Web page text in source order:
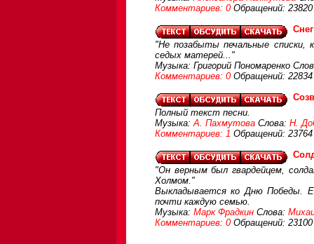
Комментариев: 0 Обращений: 23820
"Не позабыты печальные списки,
седых матерей..."
Музыка: Григорий Пономаренко
Комментариев: 0 Обращений: 22834
Полный текст песни.
Музыка:А. Пахмутова Слова: Н.
Комментариев: 1 Обращений: 23764
"Он верным был гвардейцем,
Холмом."
Выкладывается ко Дню Победы.
почти каждую семью.
Музыка: Марк Фрадкин Слова:
Комментариев: 0 Обращений: 23100